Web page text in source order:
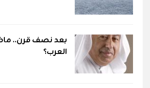
بعد نصف قرن..
العرب؟